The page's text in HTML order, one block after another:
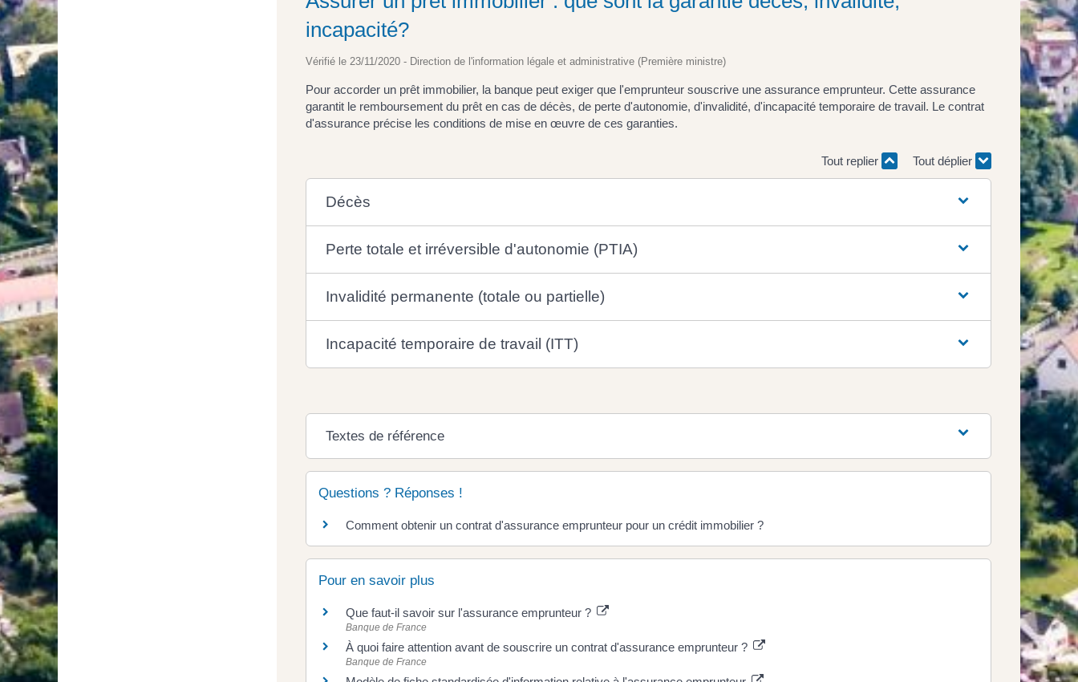
incapacité?
Vérifié le 23/11/2020 - Direction de l'information légale et administrative (Première ministre)
Pour accorder un prêt immobilier, la banque peut exiger que l'emprunteur souscrive une assurance emprunteur. Cette assurance
garantit le remboursement du prêt en cas de décès, de perte d'autonomie, d'invalidité, d'incapacité temporaire de travail. Le contrat
d'assurance précise les conditions de mise en œuvre de ces garanties.
Tout replier Tout déplier
Décès
Perte totale et irréversible d'autonomie (PTIA)
Invalidité permanente (totale ou partielle)
Incapacité temporaire de travail (ITT)
Textes de référence
Questions ? Réponses !
Comment obtenir un contrat d'assurance emprunteur pour un crédit immobilier ?
Pour en savoir plus
Que faut-il savoir sur l'assurance emprunteur ?
Banque de France
À quoi faire attention avant de souscrire un contrat d'assurance emprunteur ?
Banque de France